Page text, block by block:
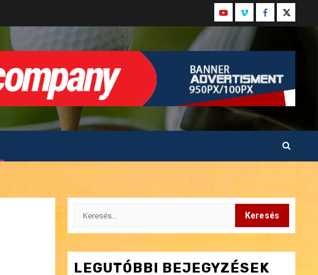
YoutubeVimeoFacebook
Twitter
Keresés:
LEGUTÓBBI BEJEGYZÉSEK